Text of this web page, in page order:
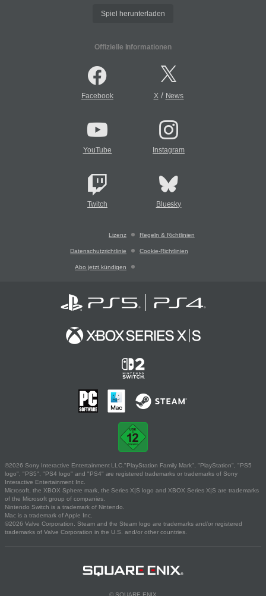
Spiel herunterladen
Offizielle Informationen
Facebook X/ News
YouTube Instagram
Twitch Bluesky
Lizenz Regeln & Richtlinien
Datenschutzrichtlinie Cookie-Richtlinien
Abo jetzt kündigen
©2026 Sony Interactive Entertainment LLC."PlayStation Family Mark", "PlayStation", "PS5
logo", "PS5", "PS4 logo" and "PS4" are registered trademarks or trademarks of Sony
Interactive Entertainment Inc.
Microsoft, the XBOX Sphere mark, the Series X|S logo and XBOX Series X|S are trademarks
of the Microsoft group of companies.
Nintendo Switch is a trademark of Nintendo.
Mac is a trademark of Apple Inc.
©2026 Valve Corporation. Steam and the Steam logo are trademarks and/or registered
trademarks of Valve Corporation in the U.S. and/or other countries.
© SQUARE ENIX